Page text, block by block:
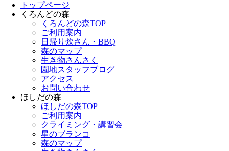
トップページ
くろんどの森
くろんどの森TOP
ご利用案内
日帰り炊さん・BBQ
森のマップ
生き物さんさく
園地スタッフブログ
アクセス
お問い合わせ
ほしだの森
ほしだの森TOP
ご利用案内
クライミング・講習会
星のブランコ
森のマップ